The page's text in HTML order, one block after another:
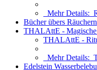
Mehr Details:
Bücher übers Räuchern
THALAttE - Magische
THALAttE -
Mehr Details:
Edelstein